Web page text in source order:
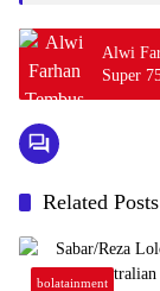
Alwi
Super
Related Posts
bolatainment